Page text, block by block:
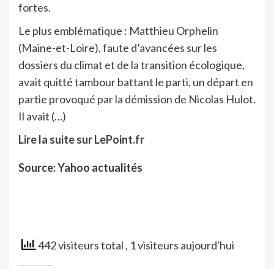
fortes.
Le plus emblématique : Matthieu Orphelin
(Maine-et-Loire), faute d’avancées sur les
dossiers du climat et de la transition écologique,
avait quitté tambour battant le parti, un départ en
partie provoqué par la démission de Nicolas Hulot.
Il avait (…)
Lire la suite sur LePoint.fr
Source: Yahoo actualités
442 visiteurs total , 1 visiteurs aujourd'hui